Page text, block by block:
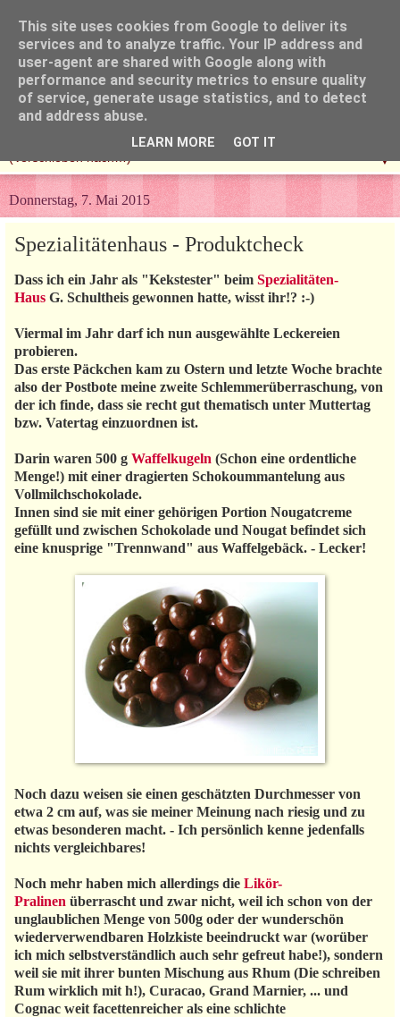
▼
Donnerstag, 7. Mai 2015
Spezialitätenhaus - Produktcheck
Dass ich ein Jahr als "Kekstester" beim Spezialitäten-
Haus G. Schultheis gewonnen hatte, wisst ihr!? :-)
Viermal im Jahr darf ich nun ausgewählte Leckereien
probieren.
Das erste Päckchen kam zu Ostern und letzte Woche brachte
also der Postbote meine zweite Schlemmerüberraschung, von
der ich finde, dass sie recht gut thematisch unter Muttertag
bzw. Vatertag einzuordnen ist.
Darin waren 500 g Waffelkugeln (Schon eine ordentliche
Menge!) mit einer dragierten Schokoummantelung aus
Vollmilchschokolade.
Innen sind sie mit einer gehörigen Portion Nougatcreme
gefüllt und zwischen Schokolade und Nougat befindet sich
eine knusprige "Trennwand" aus Waffelgebäck. - Lecker!
Noch dazu weisen sie einen geschätzten Durchmesser von
etwa 2 cm auf, was sie meiner Meinung nach riesig und zu
etwas besonderen macht. - Ich persönlich kenne jedenfalls
nichts vergleichbares!
Noch mehr haben mich allerdings die Likör-
Pralinen überrascht und zwar nicht, weil ich schon von der
unglaublichen Menge von 500g oder der wunderschön
wiederverwendbaren Holzkiste beeindruckt war (worüber
ich mich selbstverständlich auch sehr gefreut habe!), sondern
weil sie mit ihrer bunten Mischung aus Rhum (Die schreiben
Rum wirklich mit h!), Curacao, Grand Marnier, ... und
Cognac weit facettenreicher als eine schlichte
This site uses cookies from Google to deliver its
services and to analyze traffic. Your IP address and
user-agent are shared with Google along with
performance and security metrics to ensure quality
of service, generate usage statistics, and to detect
and address abuse.
LEARN MORE GOT IT